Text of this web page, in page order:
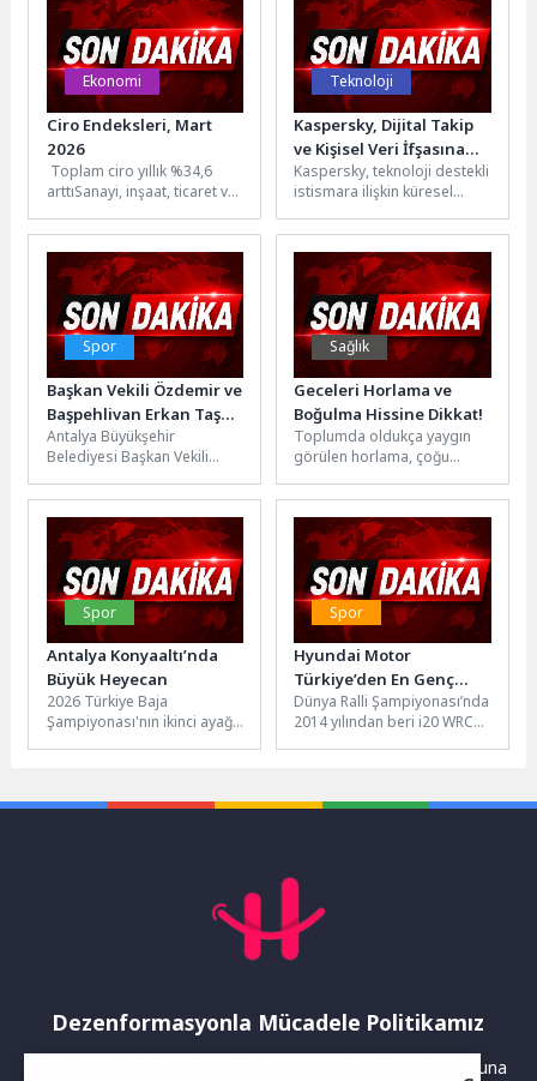
Ekonomi
Ciro Endeksleri, Mart
2026
Toplam ciro yıllık %34,6
arttıSanayi, inşaat, ticaret ve
toplamında ciro endeksi
(2021=100), 2026...
Teknoloji
Kaspersky, Dijital Takip
ve Kişisel Veri İfşasına
Karşı Uyarıyor
Kaspersky, teknoloji destekli
istismara ilişkin küresel
yeni raporunu yayımladı.
Rapora göre katılımcıların
%8,5’i dijital takip...
Spor
Başkan Vekili Özdemir ve
Başpehlivan Erkan Taş
Edirne Belediyesi’ni
ziyaret etti
Antalya Büyükşehir
Belediyesi Başkan Vekili
Kırkpınar Yağlı Güreşleri
Başpehlivanı Erkan Taş...
Sağlık
Geceleri Horlama ve
Boğulma Hissine Dikkat!
Toplumda oldukça yaygın
görülen horlama, çoğu
rahatsızlık olarak
değerlendiriliyor. Ancak
horlama...
Spor
Antalya Konyaaltı’nda
Büyük Heyecan
2026 Türkiye Baja
Şampiyonası'nın ikinci ayağı
Spor
Hyundai Motor
Türkiye’den En Genç
Ralli Şampiyonu’na Tam
Destek.
Dünya Ralli Şampiyonası’nda
2014 yılından beri i20 WRC
Dezenformasyonla Mücadele Politikamız
Yayınlanan haberler doğruluk ilkesi gözetilerek hazırlanır. Buna